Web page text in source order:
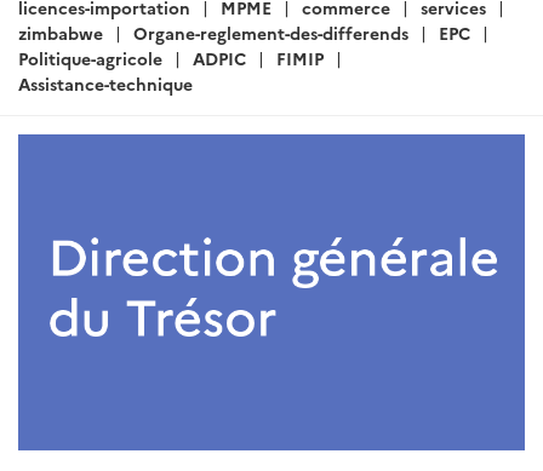
licences-importation
MPME commerce
services
zimbabwe
Organe-reglement-des-differends
EPC
Politique-agricole
ADPIC
FIMIP
Assistance-technique